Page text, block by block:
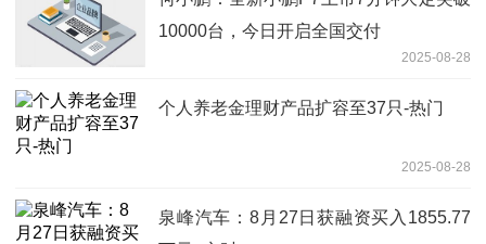
10000台，今日开启全国交付
2025-08-28
个人养老金理财产品扩容至37只-热门
2025-08-28
泉峰汽车：8月27日获融资买入1855.77